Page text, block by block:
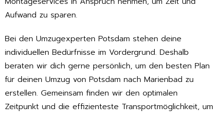
Aufwand zu sparen.
Bei den Umzugexperten Potsdam stehen deine
individuellen Bedürfnisse im Vordergrund. Deshalb
beraten wir dich gerne persönlich, um den besten Plan
für deinen Umzug von Potsdam nach Marienbad zu
erstellen. Gemeinsam finden wir den optimalen
Zeitpunkt und die effizienteste Transportmöglichkeit, um